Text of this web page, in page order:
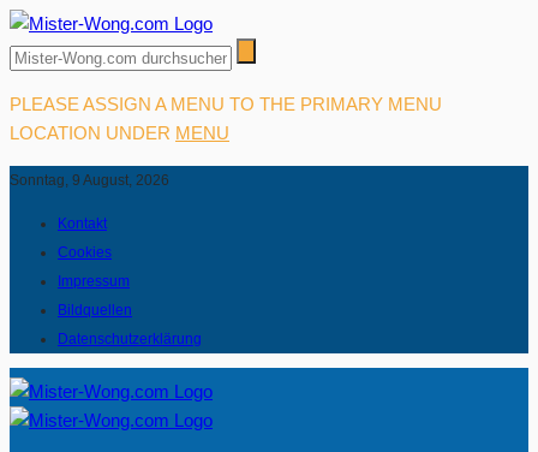
PLEASE ASSIGN A MENU TO THE PRIMARY MENU
LOCATION UNDER MENU
Sonntag, 9 August, 2026
Kontakt
Cookies
Impressum
Bildquellen
Datenschutzerklärung